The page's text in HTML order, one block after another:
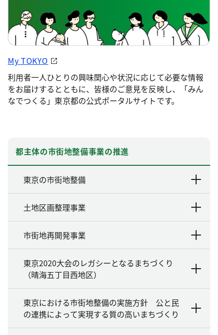
My TOKYO
利用者一人ひとりの興味関心や状況に応じて必要な情報
をお届けするとともに、皆様のご意見を反映し、「みん
なでつくる」東京都の公式ポータルサイトです。
都主体の市街地整備事業の推進
東京の市街地整備
土地区画整理事業
市街地再開発事業
東京2020大会のレガシーとなるまちづくり
（晴海五丁目西地区）
東京における市街地整備の実施方針 公と民
の連携によって実現する質の高いまちづくり